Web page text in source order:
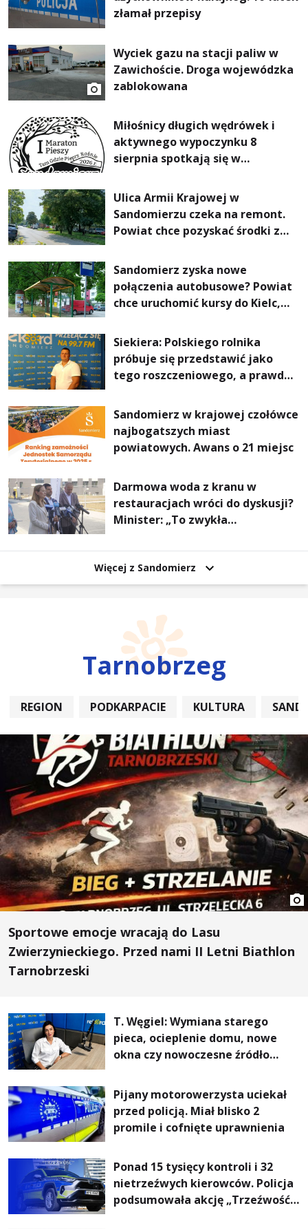
złamał przepisy
Wyciek gazu na stacji paliw w
Zawichoście. Droga wojewódzka
zablokowana
Miłośnicy długich wędrówek i
aktywnego wypoczynku 8
sierpnia spotkają się w
Pieszym „Tam Gdzie Pieprz
Rośnie”
Ulica Armii Krajowej w
Sandomierzu czeka na remont.
Powiat chce pozyskać środki z
Dróg
Sandomierz zyska nowe
połączenia autobusowe? Powiat
chce uruchomić kursy do Kielc,
Siekiera: Polskiego rolnika
próbuje się przedstawić jako
tego roszczeniowego, a prawda
Sandomierz w krajowej czołówce
najbogatszych miast
powiatowych. Awans o 21 miejsc
Darmowa woda z kranu w
restauracjach wróci do dyskusji?
Minister: „To zwykła
Więcej z Sandomierz
Tarnobrzeg
REGION PODKARPACIE KULTURA
Sportowe emocje wracają do Lasu
Zwierzynieckiego. Przed nami II Letni Biathlon
Tarnobrzeski
T. Węgiel: Wymiana starego
pieca, ocieplenie domu, nowe
okna czy nowoczesne źródło
rachunki za energię, lepszy
komfort życia i... czystsze
powietrze
Pijany motorowerzysta uciekał
przed policją. Miał blisko 2
promile i cofnięte uprawnienia
Ponad 15 tysięcy kontroli i 32
nietrzeźwych kierowców. Policja
podsumowała akcję „Trzeźwość”